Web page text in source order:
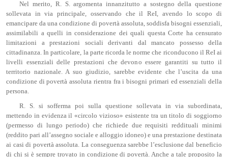
Nel merito, R. S. argomenta innanzitutto a sostegno della questione
sollevata in via principale, osservando che il ReI, avendo lo scopo di
emancipare da una condizione di povertà assoluta, soddisfa bisogni essenziali,
assimilabili a quelli in considerazione dei quali questa Corte ha censurato
limitazioni a prestazioni sociali derivanti dal mancato possesso della
cittadinanza. In particolare, la parte ricorda le norme che riconducono il ReI ai
livelli essenziali delle prestazioni che devono essere garantiti su tutto il
territorio nazionale. A suo giudizio, sarebbe evidente che l’uscita da una
condizione di povertà assoluta rientra fra i bisogni primari ed essenziali della
persona.
R. S. si sofferma poi sulla questione sollevata in via subordinata,
mettendo in evidenza il «circolo vizioso» esistente tra un titolo di soggiorno
(permesso di lungo periodo) che richiede due requisiti reddituali minimi
(reddito pari all’assegno sociale e alloggio idoneo) e una prestazione destinata
ai casi di povertà assoluta. La conseguenza sarebbe l’esclusione dal beneficio
di chi si è sempre trovato in condizione di povertà. Anche a tale proposito la